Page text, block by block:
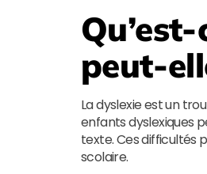
peut-
La dyslexie est un
enfants dyslexiques
texte. Ces difficultés
scolaire.